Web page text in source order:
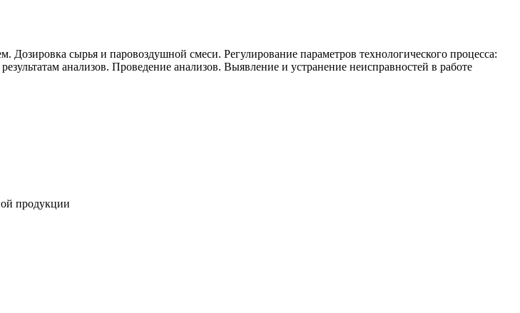
Дозировка сырья и паровоздушной смеси. Регулирование параметров технологического процесса:
анализов. Проведение анализов. Выявление и устранение неисправностей в работе
продукции